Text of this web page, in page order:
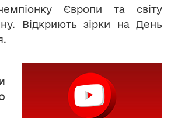
чемпіонку Європи та світу
Відкриють зірки на День